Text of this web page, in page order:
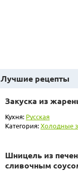
Лучшие рецепты
Закуска из
Кухня: Русская
Категория:Холодные
Шницель из
сливочным